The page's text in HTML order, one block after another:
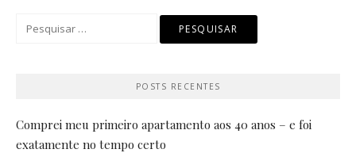
POSTS RECENTES
Comprei meu primeiro apartamento aos 40 anos – e foi
exatamente no tempo certo